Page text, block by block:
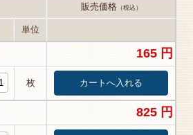
販売価格（税込）
単位
165 円
枚
825 円